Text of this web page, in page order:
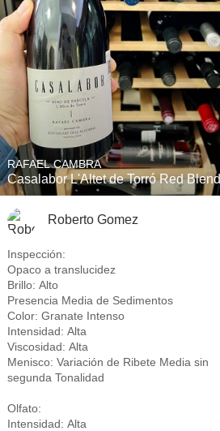
RAFAEL CAMBRA
Casalabor L'Altet de Torró Red Blend
Roberto Gomez
Inspección:
Opaco a translucidez
Brillo: Alto
Presencia Media de Sedimentos
Color: Granate Intenso
Intensidad: Alta
Viscosidad: Alta
Menisco: Variación de Ribete Media sin
segunda Tonalidad
Olfato:
Intensidad: Alta